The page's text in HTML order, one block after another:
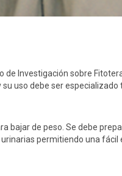
de Investigación sobre
uso debe ser
bajar de peso. Se debe
permitiendo una